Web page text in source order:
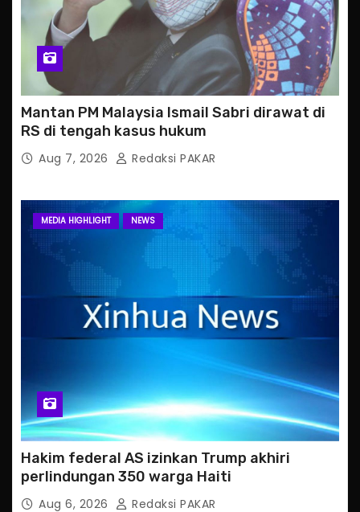
Mantan PM Malaysia Ismail Sabri dirawat di
RS di tengah kasus hukum
Aug 7, 2026 Redaksi PAKAR
MEDIA HIGHLIGHT NEWS
Hakim federal AS izinkan Trump akhiri
perlindungan 350 warga Haiti
Aug 6, 2026 Redaksi PAKAR